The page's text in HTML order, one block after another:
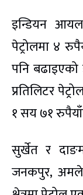
इन्डियन आयल
पेट्रोलमा ४
पनि बढाइएको
प्रतिलिटर
१ सय ७१
सुर्खेत र
जनकपुर,